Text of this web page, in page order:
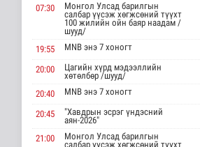
Европ даяар хэт халалт
эрчимжиж байна
Дэлхийд
Голууд үертэй байна
15 цаг 1 минутын өмнө
07:30
Монгол Улсад барилгын
салбар үүсэж хөгжсөний түүхт
100 жилийн ойн баяр наадам /
шууд/
19:55
MNB энэ 7 хоногт
20:00
Цагийн хүрд мэдээллийн
хөтөлбөр /шууд/
20:40
MNB энэ 7 хоногт
20:45
"Хавдрын эсрэг үндэсний
аян-2026"
21:00
Монгол Улсад барилгын
салбар үүсэж хөгжсөний түүхт